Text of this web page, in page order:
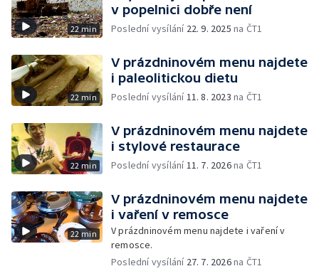
22 min
v popelnici dobře není
Poslední vysílání 22. 9. 2025 na ČT1
22 min
V prázdninovém menu najdete
i paleolitickou dietu
Poslední vysílání11. 8. 2023 na ČT1
22 min
V prázdninovém menu najdete
i stylové restaurace
Poslední vysílání11. 7. 2026na ČT1
22 min
V prázdninovém menu najdete
i vaření v remosce
V prázdninovém menu najdete i vaření v
remosce.
Poslední vysílání 27. 7. 2026na ČT1